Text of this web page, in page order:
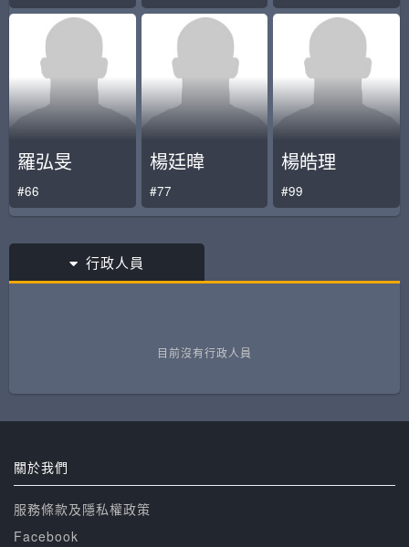
羅弘旻
#66
楊廷暐
#77
楊皓理
#99
行政人員
目前沒有行政人員
關於我們
服務條款及隱私權政策
Facebook